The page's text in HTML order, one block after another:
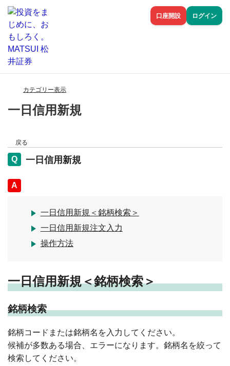
口座開設 ログイン
カテゴリー表示
一日信用新規
戻る
一日信用新規
回答
一日信用新規＜銘柄検索＞
一日信用新規注文入力
操作方法
一日信用新規＜銘柄検索＞
銘柄検索
銘柄コードまたは銘柄名を入力してください。
候補が多数ある場合、エラーになります。銘柄名を絞って
検索してください。